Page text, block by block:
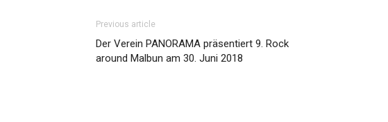
Previous article
Der Verein PANORAMA präsentiert 9. Rock
around Malbun am 30. Juni 2018